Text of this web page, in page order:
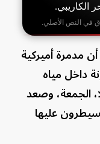
الكاريبي.
في النص الأصلي.
مدمرة أميركية
داخل مياه
الجمعة، وصعد
عليها